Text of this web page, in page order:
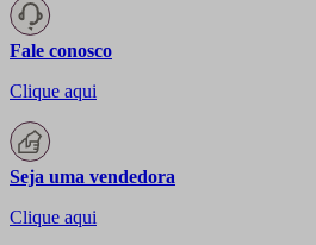
Fale conosco
Clique aqui
Seja uma vendedora
Clique aqui